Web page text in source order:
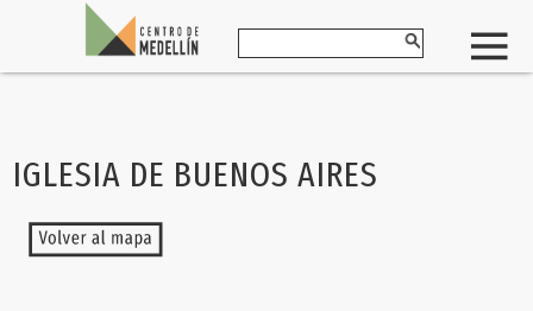
IGLESIA DE BUENOS AIRES